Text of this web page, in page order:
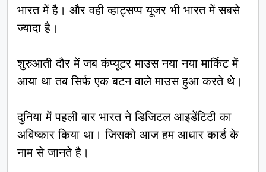
भारत में है। और वही व्हाट्सप्प यूजर भी भारत में सबसे
ज्यादा है।
शुरुआती दौर में जब कंप्यूटर माउस नया नया मार्किट में
आया था तब सिर्फ एक बटन वाले माउस हुआ करते थे।
दुनिया में पहली बार भारत ने डिजिटल आइडेंटिटी का
अविष्कार किया था। जिसको आज हम आधार कार्ड के
नाम से जानते है।